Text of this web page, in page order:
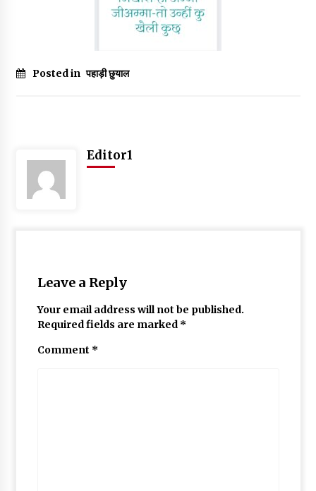
May 16, 2022
May 14, 2022
Thought Of The Day 10 May
May 10, 2022
Posted in पहाड़ी छुयाल
Editor1
Leave a Reply
Your email address will not be published.
Required fields are marked *
Comment *